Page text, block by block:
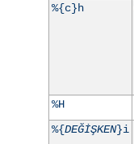
%{c}h
%H
%{DEĞİŞKEN}i